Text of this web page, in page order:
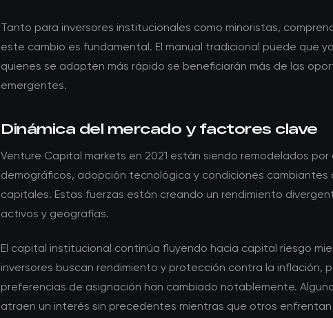
Tanto para inversores institucionales como minoristas,
este cambio es fundamental. El manual tradicional puede que
quienes se adapten más rápido se beneficiarán más de las
emergentes.
Dinámica del mercado y factores clave
Venture Capital markets en 2021 están siendo remodelados por
demográficos, adopción tecnológica y condiciones cambiantes
capitales. Estas fuerzas están creando un rendimiento
activos y geografías.
El capital institucional continúa fluyendo hacia capital riesgo
inversores buscan rendimiento y protección contra la inflación,
preferencias de asignación han cambiado notablemente.
atraen un interés sin precedentes mientras que otros